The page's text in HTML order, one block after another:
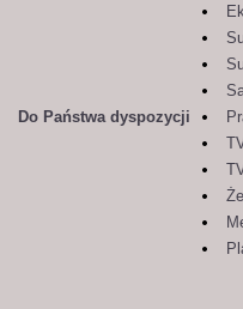
Do Państwa dyspozycji